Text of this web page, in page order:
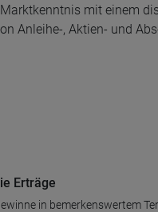
mit einem
Anleihe-, Aktien- und
Erträge
in bemerkenswertem